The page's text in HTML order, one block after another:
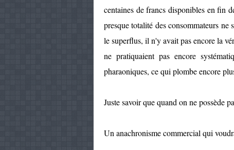
centaines de francs disponibles en fin
presque totalité des consommateurs
le superflus, il n'y avait pas encore la
ne pratiquaient pas encore
pharaoniques, ce qui plombe encore
Juste savoir que quand on ne possède
Un anachronisme commercial qui